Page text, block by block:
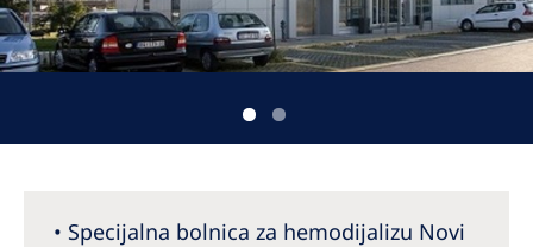
Switzerland
United Kingdom
Australia
• Specijalna bolnica za hemodijalizu Novi